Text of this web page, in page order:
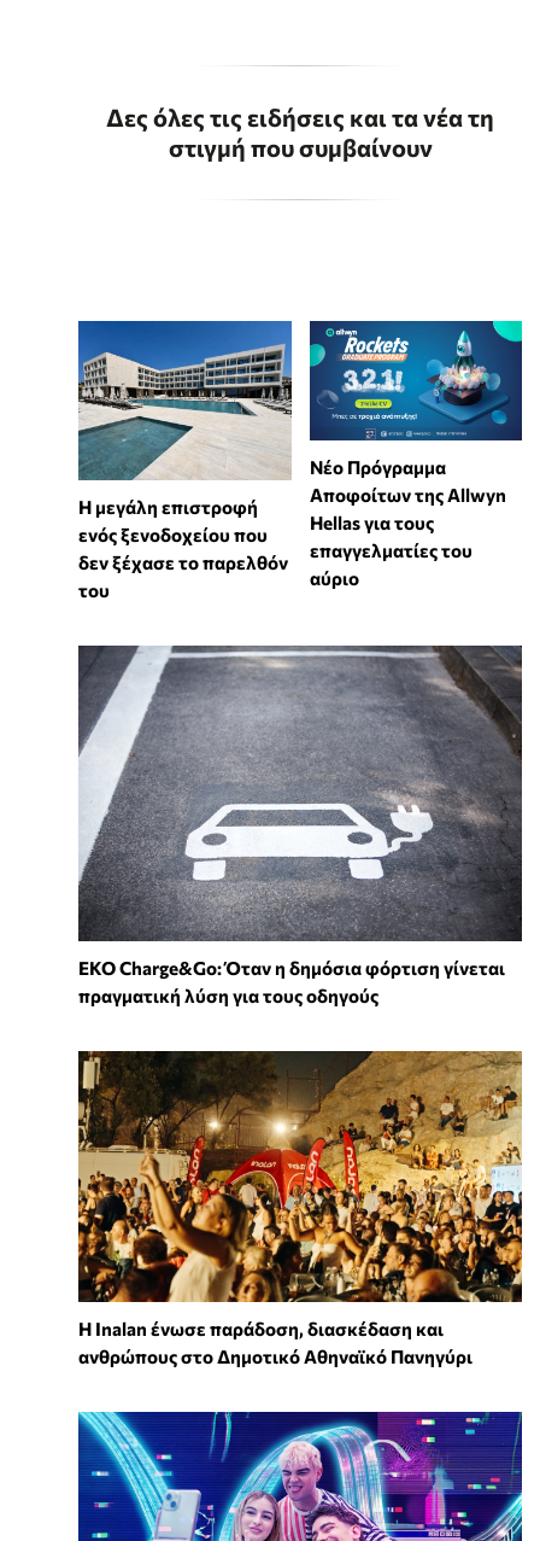
Δες όλες τις ειδήσεις και τα νέα τη
στιγμή που συμβαίνουν
Η μεγάλη επιστροφή
ενός ξενοδοχείου που
δεν ξέχασε το παρελθόν
του
Νέο Πρόγραμμα
Αποφοίτων της Allwyn
Hellas για τους
επαγγελματίες του
αύριο
EKO Charge&Go: Όταν η δημόσια φόρτιση γίνεται
πραγματική λύση για τους οδηγούς
Η Inalan ένωσε παράδοση, διασκέδαση και
ανθρώπους στο Δημοτικό Αθηναϊκό Πανηγύρι